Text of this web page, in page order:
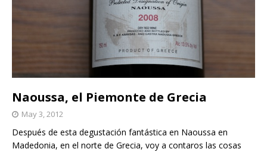
Naoussa, el Piemonte de Grecia
May 3, 2012
Después de esta degustación fantástica en Naoussa en
Madedonia, en el norte de Grecia, voy a contaros las cosas